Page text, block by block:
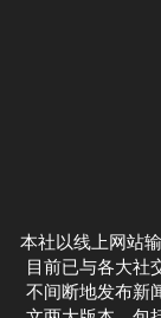
本社以线上网站
目前已与各大社
不间断地发布新